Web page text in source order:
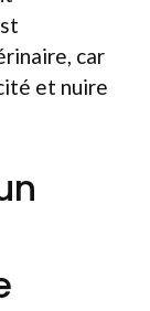
car
et nuire